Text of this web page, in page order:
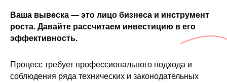
Ваша вывеска — это лицо бизнеса и инструмент
роста. Давайте рассчитаем инвестицию в его
эффективность.
Процесс требует профессионального подхода и
соблюдения ряда технических и законодательных